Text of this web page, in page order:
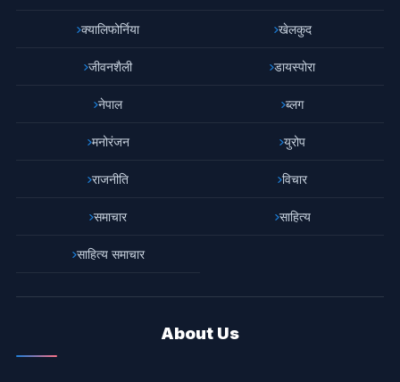
क्यालिफोर्निया खेलकुद
जीवनशैली डायस्पोरा
नेपाल ब्लग
मनोरंजन युरोप
राजनीति विचार
समाचार साहित्य
साहित्य समाचार
About Us